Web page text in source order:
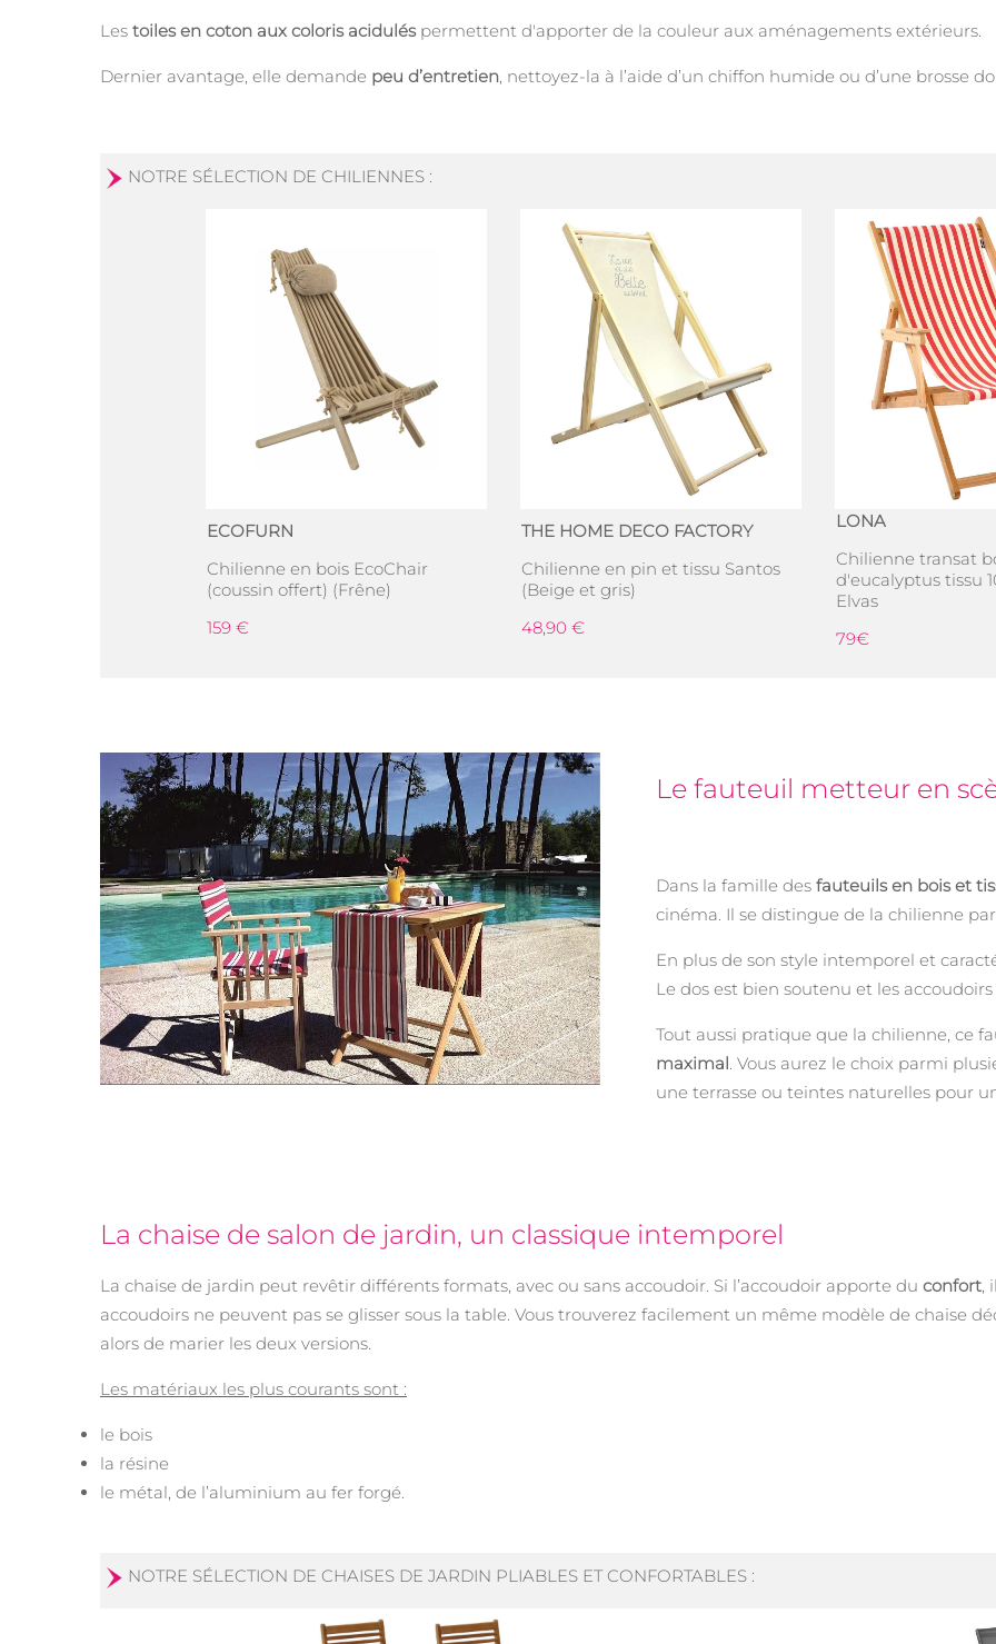
Les toiles en coton aux coloris aciduléspermettent d'apporter de la couleur aux aménagements extérieurs.
Dernier avantage, elle demande peu d’entretien, nettoyez-la à l’aide d’un chiffon humide ou d’une brosse
NOTRE SÉLECTION DE CHILIENNES :
ECOFURN
Chilienne en bois EcoChair
(coussin offert) (Frêne)
159 €
THE HOME DECO FACTORY
Chilienne en pin et tissu Santos
(Beige et gris)
48,90 €
LONA
Chilienne transat
d'eucalyptus tissu
Elvas
79€
Le fauteuil metteur en
Dans la famille des fauteuils en bois et
cinéma. Il se distingue de la chilienne
En plus de son style intemporel et
Le dos est bien soutenu et les
Tout aussi pratique que la chilienne, ce
maximal. Vous aurez le choix parmi
une terrasse ou teintes naturelles pour
La chaise de salon de jardin, un classique intemporel
La chaise de jardin peut revêtir différents formats, avec ou sans accoudoir. Si l’accoudoir apporte du confort,
accoudoirs ne peuvent pas se glisser sous la table. Vous trouverez facilement un même modèle de chaise
alors de marier les deux versions.
Les matériaux les plus courants sont :
le bois
la résine
le métal, de l’aluminium au fer forgé.
NOTRE SÉLECTION DE CHAISES DE JARDIN PLIABLES ET CONFORTABLES :